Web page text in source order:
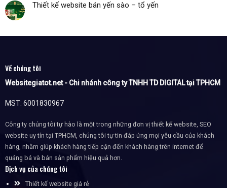
Thiết kế website bán yến sào – tổ yến
Về chúng tôi
Websitegiatot.net - Chi nhánh công ty TNHH TD DIGITAL tại TPHCM
MST: 6001830967
Công ty chúng tôi tự hào là một trong những đơn vị thiết kế website, SEO
website uy tín tại TPHCM, chúng tôi tự tin đáp ứng mọi yêu cầu của khách
hàng, nhằm giúp khách hàng tiếp cận đến khách hàng trên internet để
quảng bá và bán sản phẩm hiệu quả hơn.
Dịch vụ của chúng tôi
Thiết kế website giá rẻ